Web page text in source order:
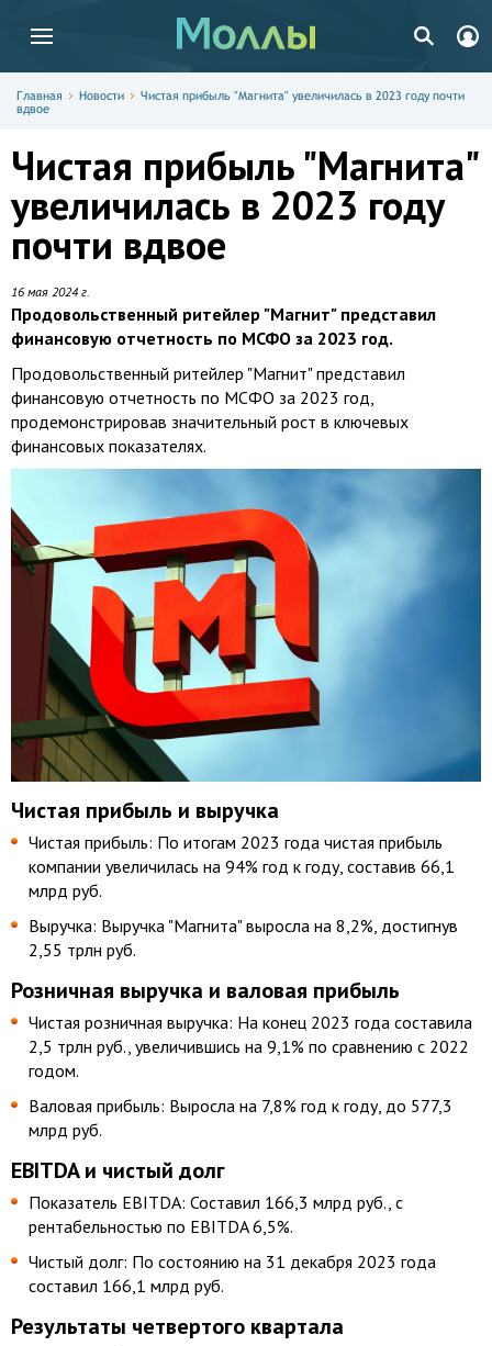
Главная Новости
Чистая прибыль "Магнита" увеличилась в 2023 году почти
вдвое
Чистая прибыль "Магнита"
увеличилась в 2023 году
почти вдвое
16 мая 2024 г.
Продовольственный ритейлер "Магнит" представил
финансовую отчетность по МСФО за 2023 год.
Продовольственный ритейлер "Магнит" представил
финансовую отчетность по МСФО за 2023 год,
продемонстрировав значительный рост в ключевых
финансовых показателях.
Чистая прибыль и выручка
Чистая прибыль: По итогам 2023 года чистая прибыль
компании увеличилась на 94% год к году, составив 66,1
млрд руб.
Выручка: Выручка "Магнита" выросла на 8,2%, достигнув
2,55 трлн руб.
Розничная выручка и валовая прибыль
Чистая розничная выручка: На конец 2023 года составила
2,5 трлн руб., увеличившись на 9,1% по сравнению с 2022
годом.
Валовая прибыль: Выросла на 7,8% год к году, до 577,3
млрд руб.
EBITDA и чистый долг
Показатель EBITDA: Составил 166,3 млрд руб., с
рентабельностью по EBITDA 6,5%.
Чистый долг: По состоянию на 31 декабря 2023 года
составил 166,1 млрд руб.
Результаты четвертого квартала